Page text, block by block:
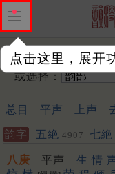
点击这里，展开
输入韵字：
或选择：
总目 平声 上声
韵字 五絶 4907 七絶
452
八庚 平声 生 情